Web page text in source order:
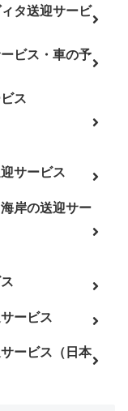
タ送迎サービ
ビス・車の予
ス
サービス
岸の送迎サー
ービス
ービス（日本